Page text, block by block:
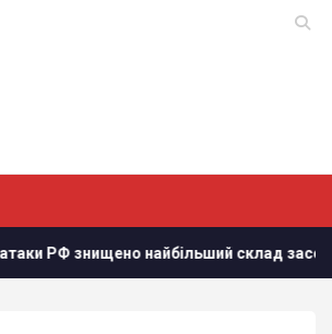
знищено найбільший склад засобів